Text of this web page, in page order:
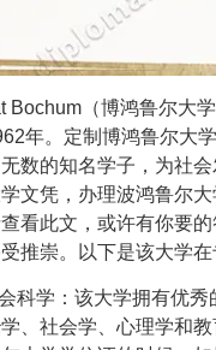
Bochum（博鸿鲁尔大
年。 定制博鸿鲁尔大
数的知名学子，为社
文凭，办理波鸿鲁尔
看此文，或许有你要
推崇。以下是该大学
科学：该大学拥有优
、社会学、心理学和